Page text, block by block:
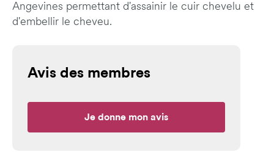
Angevines permettant d'assainir le cuir chevelu et
d'embellir le cheveu.
Avis des membres
Je donne mon avis